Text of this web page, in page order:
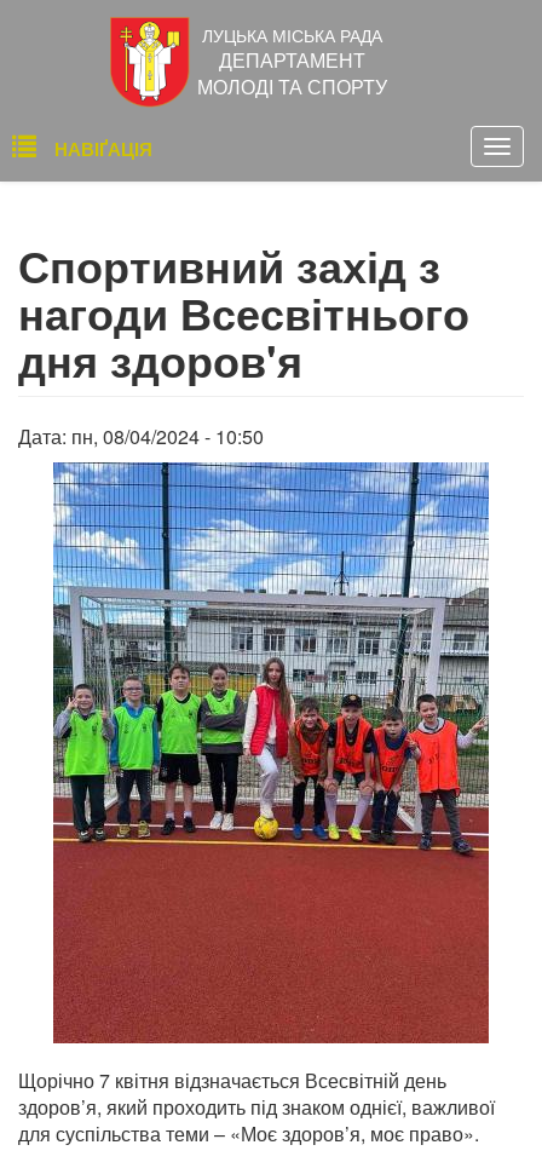
ЛУЦЬКА МІСЬКА РАДА
ДЕПАРТАМЕНТ
МОЛОДІ ТА СПОРТУ
Основна
навіґація
НАВІҐАЦІЯ
Спортивний захід з
нагоди Всесвітнього
дня здоров'я
Дата: пн, 08/04/2024 - 10:50
Щорічно 7 квітня відзначається Всесвітній день
здоров’я, який проходить під знаком однієї, важливої
для суспільства теми – «Моє здоров’я, моє право».